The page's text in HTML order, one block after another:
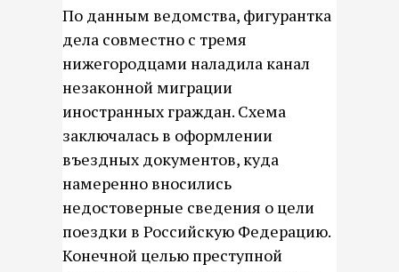
По данным ведомства, фигурантка
дела совместно с тремя
нижегородцами наладила канал
незаконной миграции
иностранных граждан. Схема
заключалась в оформлении
въездных документов, куда
намеренно вносились
недостоверные сведения о цели
поездки в Российскую Федерацию.
Конечной целью преступной